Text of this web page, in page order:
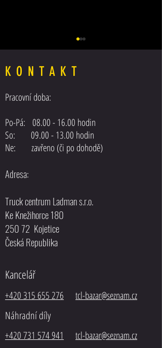
Posilovač řízení DAF XF 105 EEV
EURO5
KONTAKT
Pracovní doba:
Po-Pá: 08.00 - 16.00 hodin
So: 09.00 - 13.00 hodin
Ne: zavřeno (či po dohodě)
Adresa:
Truck centrum Ladman s.r.o.
Ke Knežihorce 180
250 72 Kojetice
Česká Republika
Kancelář
+420 315 655 276 tcl-bazar@seznam.cz
Náhradní díly
+420 731 574 941 tcl-bazar@seznam.cz